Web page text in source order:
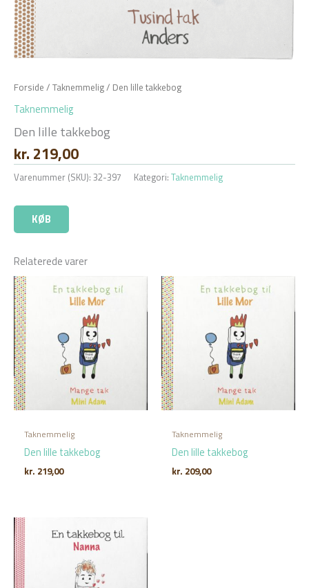
Forside / Taknemmelig/ Den lille takkebog
Taknemmelig
Den lille takkebog
kr. 219,00
Varenummer (SKU): 32-397 Kategori: Taknemmelig
KØB
Relaterede varer
Taknemmelig
Den lille takkebog
kr. 219,00
Taknemmelig
Den lille takkebog
kr. 209,00